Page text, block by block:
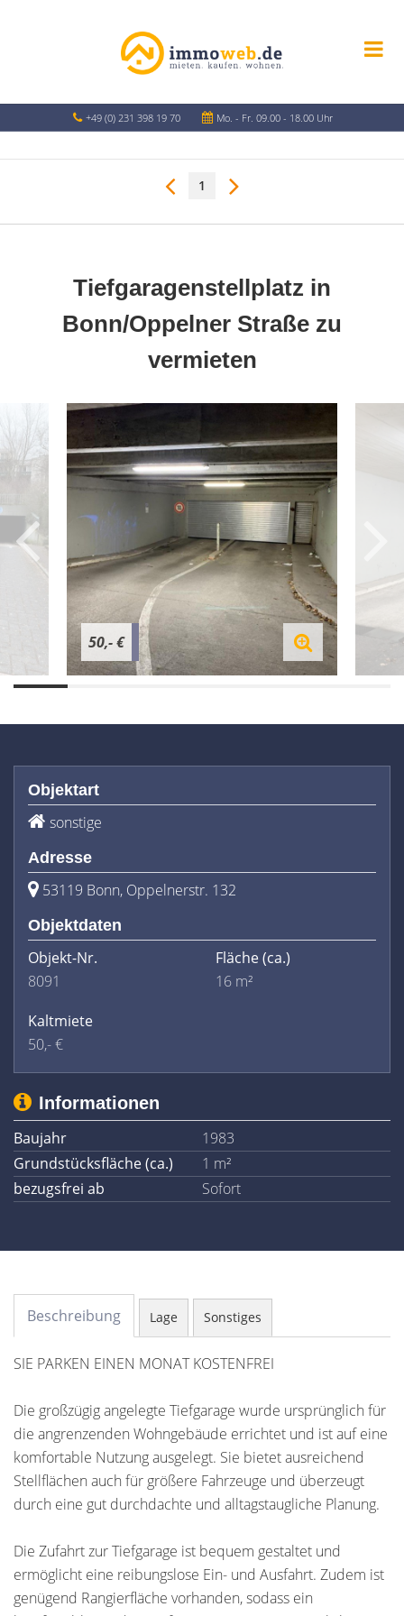
+49 (0) 231 398 19 70 Mo. - Fr. 09.00 - 18.00 Uhr
1
Tiefgaragenstellplatz in
Bonn/Oppelner Straße zu
vermieten
50,- €
Objektart
sonstige
Adresse
53119 Bonn, Oppelnerstr. 132
Objektdaten
Objekt-Nr.
8091
Fläche(ca.)
16 m²
Kaltmiete
50,- €
Informationen
Baujahr
1983
Grundstücksfläche (ca.)
1 m²
bezugsfrei ab
Sofort
Beschreibung Lage Sonstiges
SIE PARKEN EINEN MONAT KOSTENFREI
Die großzügig angelegte Tiefgarage wurde ursprünglich für
die angrenzenden Wohngebäude errichtet und ist auf eine
komfortable Nutzung ausgelegt. Sie bietet ausreichend
Stellflächen auch für größere Fahrzeuge und überzeugt
durch eine gut durchdachte und alltagstaugliche Planung.
Die Zufahrt zur Tiefgarage ist bequem gestaltet und
ermöglicht eine reibungslose Ein- und Ausfahrt. Zudem ist
genügend Rangierfläche vorhanden, sodass ein